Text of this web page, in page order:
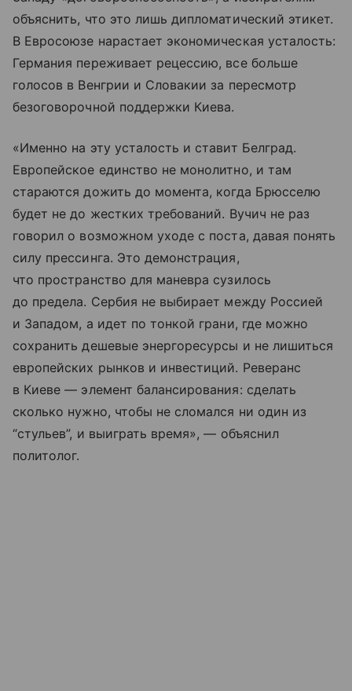
объяснить, что это лишь дипломатический этикет.
В Евросоюзе нарастает экономическая усталость:
Германия переживает рецессию, все больше
голосов в Венгрии и Словакии за пересмотр
безоговорочной поддержки Киева.
«Именно на эту усталость и ставит Белград.
Европейское единство не монолитно, и там
стараются дожить до момента, когда Брюсселю
будет не до жестких требований. Вучич не раз
говорил о возможном уходе с поста, давая понять
силу прессинга. Это демонстрация,
что пространство для маневра сузилось
до предела. Сербия не выбирает между Россией
и Западом, а идет по тонкой грани, где можно
сохранить дешевые энергоресурсы и не лишиться
европейских рынков и инвестиций. Реверанс
в Киеве — элемент балансирования: сделать
сколько нужно, чтобы не сломался ни один из
“стульев”, и выиграть время», — объяснил
политолог.